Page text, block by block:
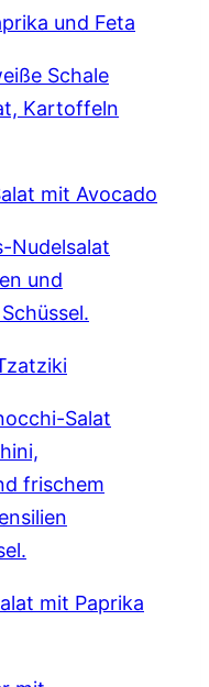
und Feta
mit Avocado
mit Paprika